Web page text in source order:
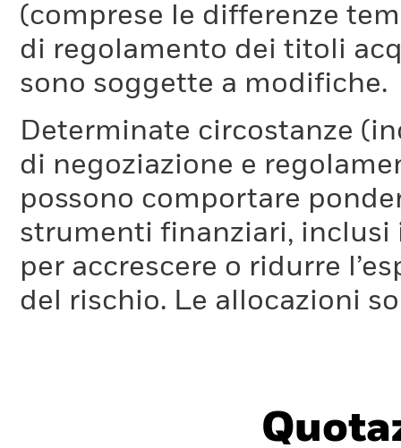
(comprese le differenze
di regolamento dei titoli
sono soggette a modifiche.
Determinate circostanze
di negoziazione e
possono comportare
strumenti finanziari, inclusi
per accrescere o ridurre
del rischio. Le allocazioni